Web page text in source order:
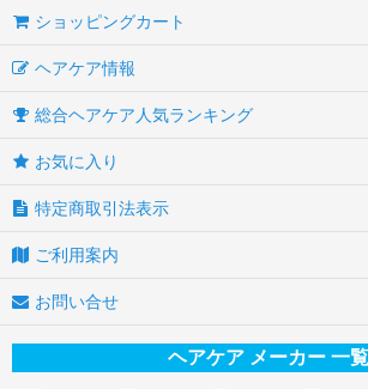
ショッピングカート
ヘアケア情報
総合ヘアケア人気ランキング
お気に入り
特定商取引法表示
ご利用案内
お問い合せ
ヘアケア メーカー 一覧